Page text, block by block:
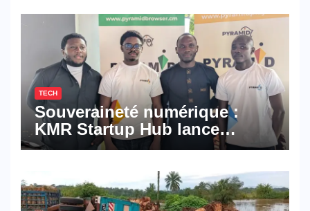
et l’espoir
TECH
Souveraineté numérique :
KMR Startup Hub lance
Pyramid Browser et Pyramid
numériques made in
Cameroon